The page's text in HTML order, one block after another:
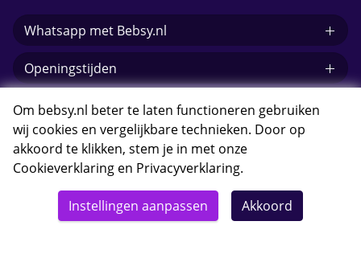
Whatsapp met Bebsy.nl
Openingstijden
E-mail Bebsy.nl
© 2026 Bebsy.nl
Om bebsy.nl beter te laten functioneren gebruiken
wij cookies en vergelijkbare technieken. Door op
akkoord te klikken, stem je in met onze
Cookieverklaring en Privacyverklaring.
Instellingen aanpassen Akkoord